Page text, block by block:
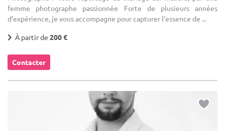
femme photographe passionnée Forte de plusieurs années
d’expérience, je vous accompagne pour capturer l’essence de ...
À partir de 200 €
Contacter